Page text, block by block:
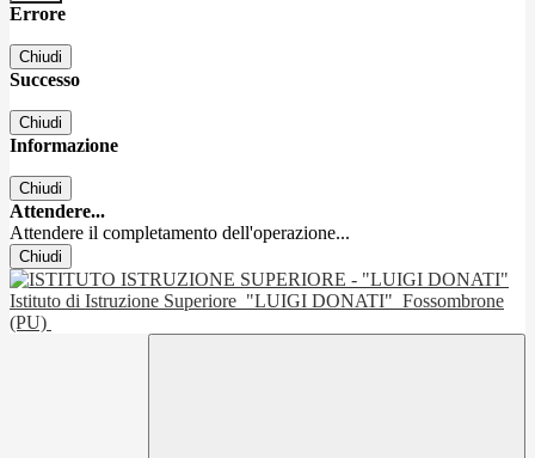
Errore
Chiudi
Successo
Chiudi
Informazione
Chiudi
Attendere...
Attendere il completamento dell'operazione...
Chiudi
Istituto di Istruzione Superiore "LUIGI DONATI" Fossombrone
(PU)